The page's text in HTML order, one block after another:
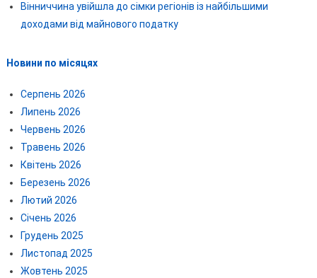
Вінниччина увійшла до сімки регіонів із найбільшими
доходами від майнового податку
Новини по місяцях
Серпень 2026
Липень 2026
Червень 2026
Травень 2026
Квітень 2026
Березень 2026
Лютий 2026
Січень 2026
Грудень 2025
Листопад 2025
Жовтень 2025